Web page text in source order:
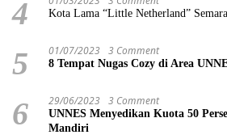
4 Kota Lama “Little Netherland”
5 01/07/2023 3 Comment
8 Tempat Nugas Cozy di Area
6 29/06/2023 3 Comment
UNNES Menyedikan Kuota 50
Mandiri